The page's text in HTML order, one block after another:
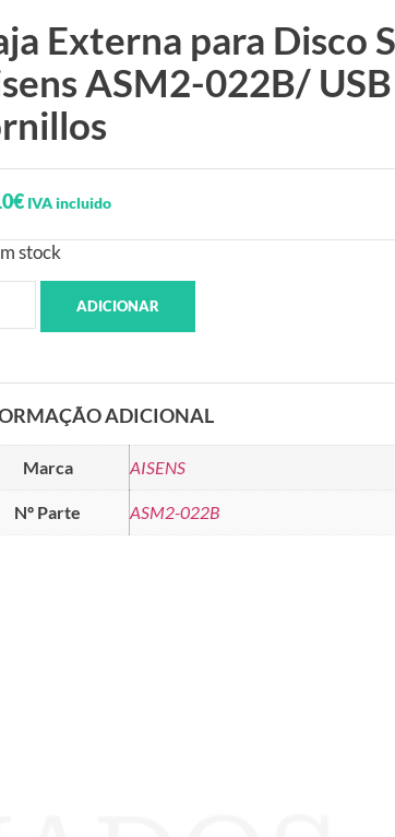
Externa para Disco
ASM2-022B/
€ IVA incluido
stock
ADICIONAR
ADICIONAL
Marca AISENS
Nº Parte ASM2-022B